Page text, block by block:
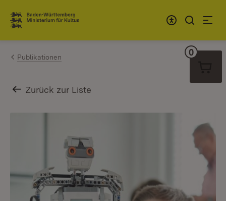
Zum Inhalt springen
Link zur Startseite
Publikationen
Zurück zur Liste
0